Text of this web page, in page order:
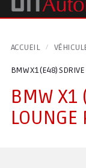
ACCUEIL
BMW X1 (E48)
BMW X1
LOUNGE